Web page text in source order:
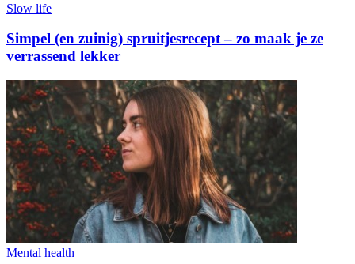
Slow life
Simpel (en zuinig) spruitjesrecept – zo maak je ze
verrassend lekker
Mental health